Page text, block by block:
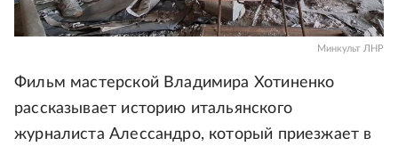
Минкульт ЛНР
Фильм мастерской Владимира Хотиненко
рассказывает историю итальянского
журналиста Алессандро, который приезжает в